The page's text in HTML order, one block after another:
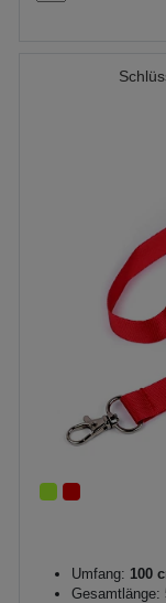
Umfang: 100
Gesamtlänge: